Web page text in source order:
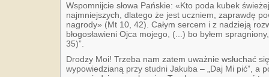
Wspomnijcie słowa Pańskie: «Kto poda kubek
najmniejszych, dlatego że jest uczniem, zaprawdę
nagrody» (Mt 10, 42). Całym sercem i z nadzieją
błogosławieni Ojca mojego, (...) bo byłem
35)”.
Drodzy Moi! Trzeba nam zatem uważnie wsłuchać
wypowiedzianą przy studni Jakuba – „Daj Mi pić”, a